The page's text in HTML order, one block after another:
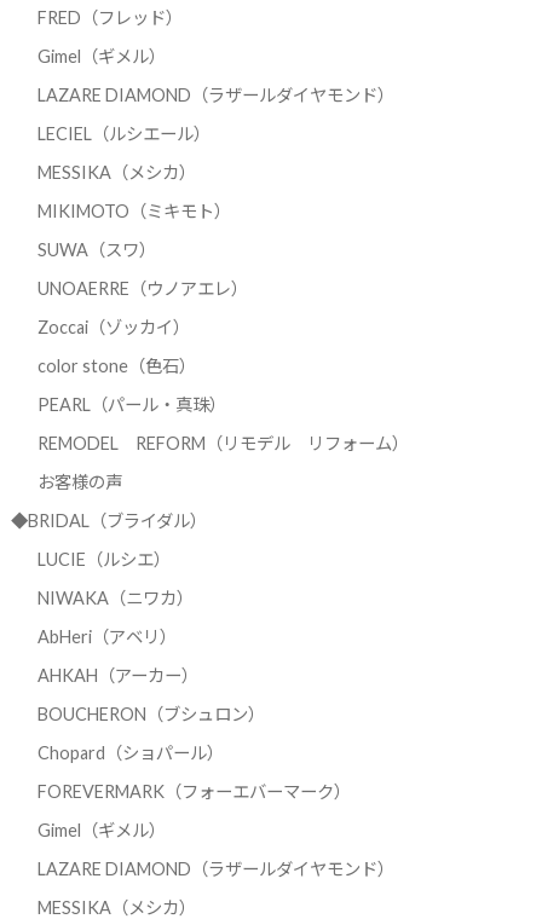
FRED（フレッド）
Gimel（ギメル）
LAZARE DIAMOND（ラザールダイヤモンド）
LECIEL（ルシエール）
MESSIKA（メシカ）
MIKIMOTO（ミキモト）
SUWA（スワ）
UNOAERRE（ウノアエレ）
Zoccai（ゾッカイ）
color stone（色石）
PEARL（パール・真珠）
REMODEL REFORM（リモデル リフォーム）
お客様の声
◆BRIDAL（ブライダル）
LUCIE（ルシエ）
NIWAKA（ニワカ）
AbHeri（アベリ）
AHKAH（アーカー）
BOUCHERON（ブシュロン）
Chopard（ショパール）
FOREVERMARK（フォーエバーマーク）
Gimel（ギメル）
LAZARE DIAMOND（ラザールダイヤモンド）
MESSIKA（メシカ）